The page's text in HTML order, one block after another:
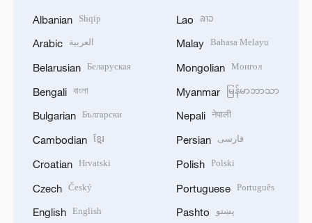
Albanian Shqip
Arabic العربية
Belarusian Беларуская
Bengali বাংলা
Bulgarian Български
Cambodian ខ្មែរ
Croatian Hrvatski
Czech Český
English English
Lao ລາວ
Malay Bahasa Melayu
Mongolian Монгол
Myanmar မြန်မာဘာသာ
Nepali नेपाली
Persian فارسی
Polish Polski
Portuguese Português
Pashto پښتو